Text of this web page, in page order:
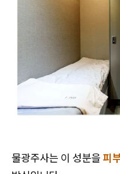
물광주사는 이 성분을 피